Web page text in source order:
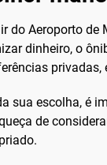
do Aeroporto de
dinheiro, o
sua escolha, é
de